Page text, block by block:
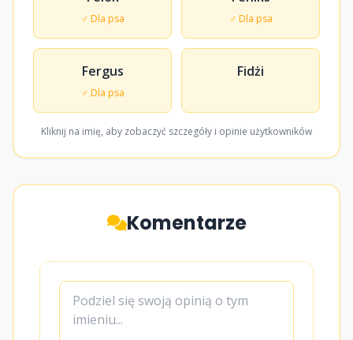
♂ Dla psa ♂ Dla psa
Fergus
♂ Dla psa
Fidżi
Kliknij na imię, aby zobaczyć szczegóły i opinie użytkowników
Komentarze